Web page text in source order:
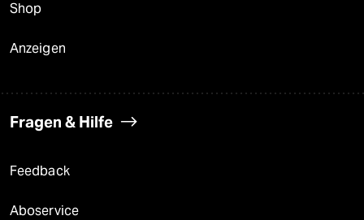
Shop
Anzeigen
Fragen & Hilfe
Feedback
Aboservice